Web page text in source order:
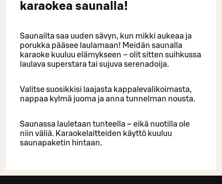
karaokea saunalla!
Saunailta saa uuden sävyn, kun mikki aukeaa ja
porukka pääsee laulamaan! Meidän saunalla
karaoke kuuluu elämykseen – olit sitten suihkussa
laulava superstara tai sujuva serenadoija.
Valitse suosikkisi laajasta kappalevalikoimasta,
nappaa kylmä juoma ja anna tunnelman nousta.
Saunassa lauletaan tunteella – eikä nuotilla ole
niin väliä. Karaokelaitteiden käyttö kuuluu
saunapaketin hintaan.